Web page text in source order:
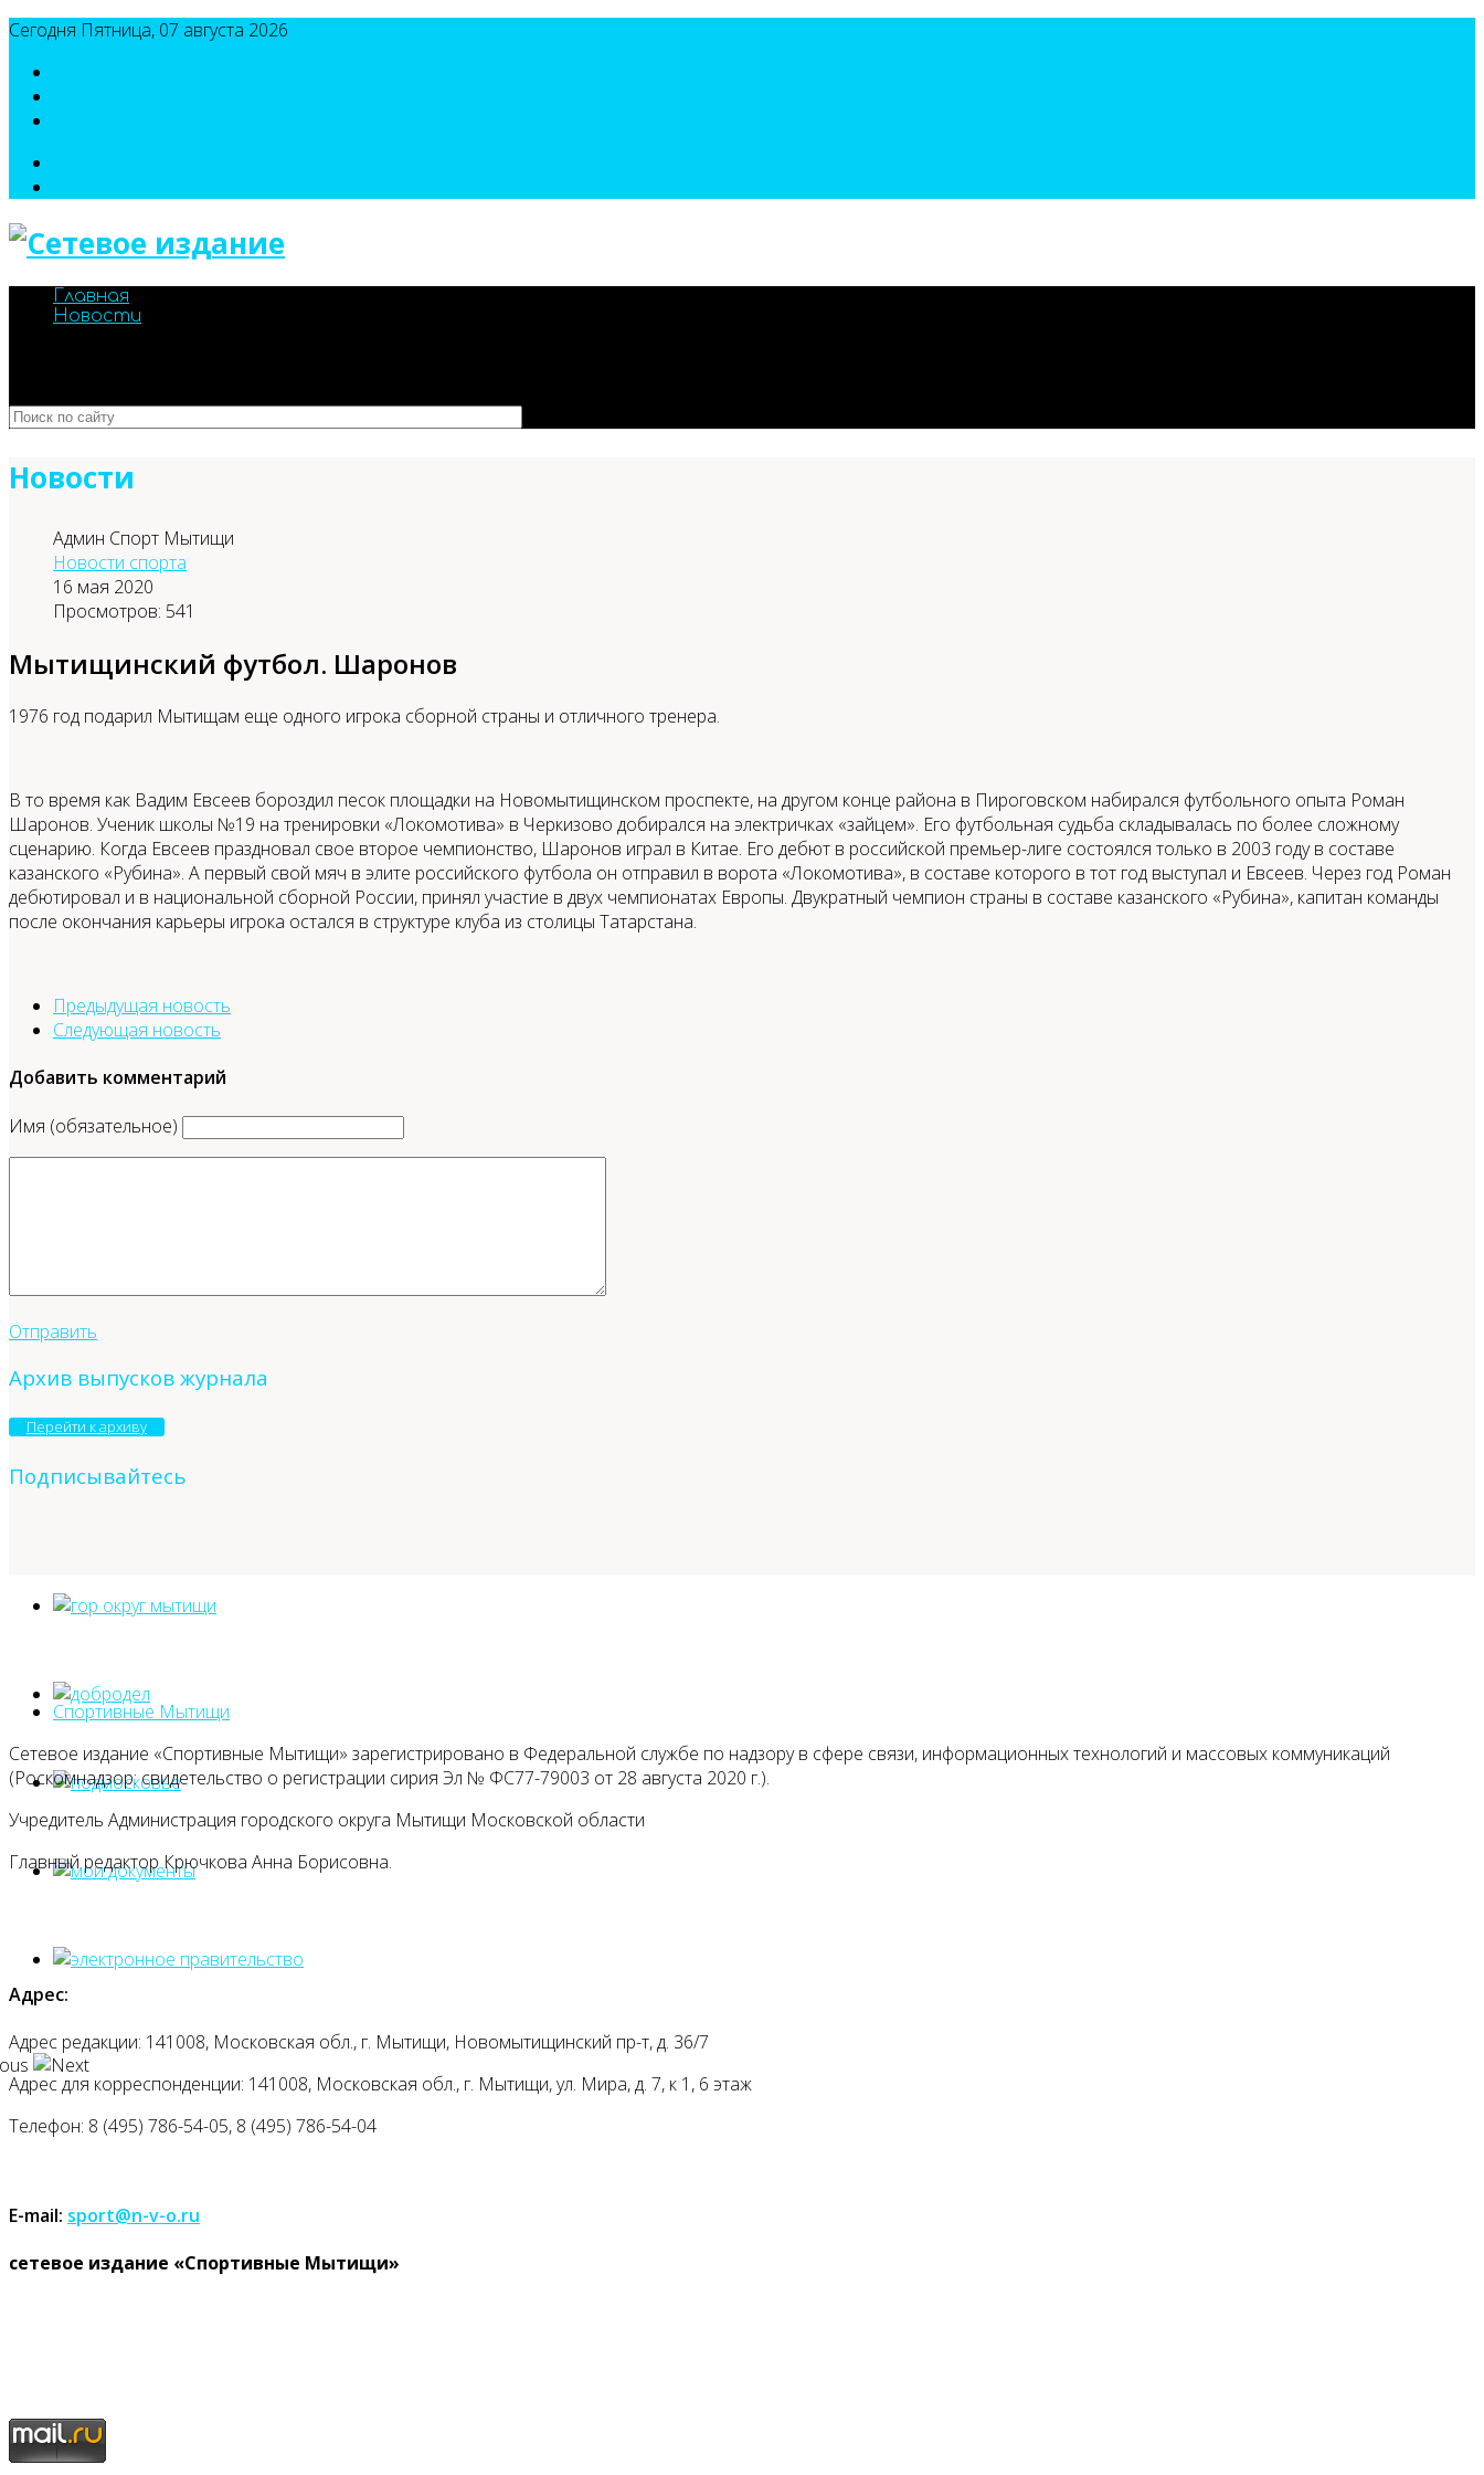
Сегодня Пятница, 07 августа 2026
Главная
Новости
Новости
Админ Спорт Мытищи
Новости спорта
16 мая 2020
Просмотров: 541
Мытищинский футбол. Шаронов
1976 год подарил Мытищам еще одного игрока сборной страны и отличного тренера.
В то время как Вадим Евсеев бороздил песок площадки на Новомытищинском проспекте, на другом конце района в Пироговском набирался футбольного опыта Роман
Шаронов. Ученик школы №19 на тренировки «Локомотива» в Черкизово добирался на электричках «зайцем». Его футбольная судьба складывалась по более сложному
сценарию. Когда Евсеев праздновал свое второе чемпионство, Шаронов играл в Китае. Его дебют в российской премьер-лиге состоялся только в 2003 году в составе
казанского «Рубина». А первый свой мяч в элите российского футбола он отправил в ворота «Локомотива», в составе которого в тот год выступал и Евсеев. Через год Роман
дебютировал и в национальной сборной России, принял участие в двух чемпионатах Европы. Двукратный чемпион страны в составе казанского «Рубина», капитан команды
после окончания карьеры игрока остался в структуре клуба из столицы Татарстана.
Предыдущая новость
Следующая новость
Добавить комментарий
Имя (обязательное)
Отправить
Архив выпусков журнала
Перейти к архиву
Подписывайтесь
Спортивные Мытищи
Сетевое издание «Спортивные Мытищи» зарегистрировано в Федеральной службе по надзору в сфере связи, информационных технологий и массовых коммуникаций
(Роскомнадзор: свидетельство о регистрации сирия Эл № ФС77-79003 от 28 августа 2020 г.).
Учредитель Администрация городского округа Мытищи Московской области
Главный редактор Крючкова Анна Борисовна.
Адрес:
Адрес редакции: 141008, Московская обл., г. Мытищи, Новомытищинский пр-т, д. 36/7
Адрес для корреспонденции: 141008, Московская обл., г. Мытищи, ул. Мира, д. 7, к 1, 6 этаж
Телефон: 8 (495) 786-54-05, 8 (495) 786-54-04
E-mail: sport@n-v-o.ru
cетевое издание «Спортивные Мытищи»